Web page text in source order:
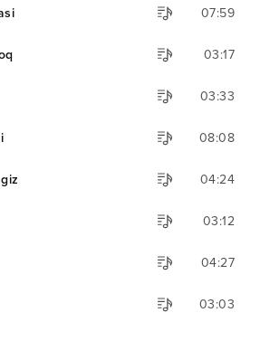
07:59
03:17
03:33
08:08
04:24
03:12
04:27
03:03